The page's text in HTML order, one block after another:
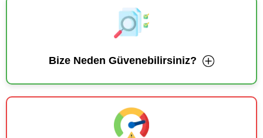
Bize Neden Güvenebilirsiniz?